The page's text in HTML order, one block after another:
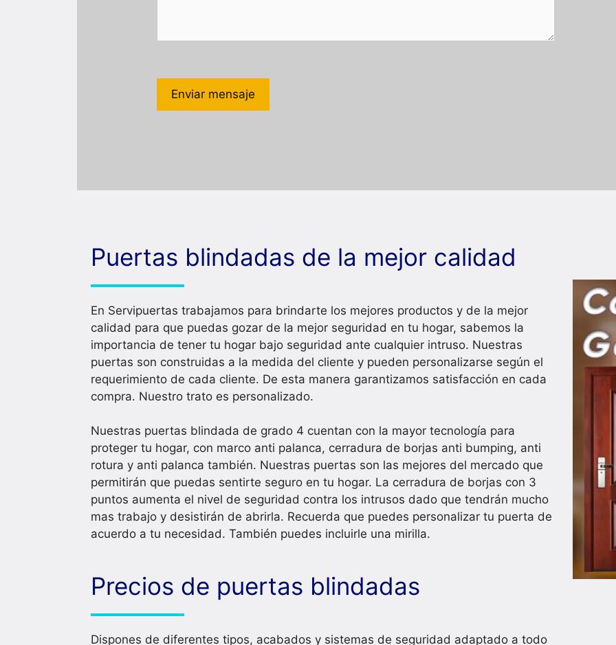
Puertas blindadas de la mejor calidad
En Servipuertas trabajamos para brindarte los mejores productos y de la mejor
calidad para que puedas gozar de la mejor seguridad en tu hogar, sabemos la
importancia de tener tu hogar bajo seguridad ante cualquier intruso. Nuestras
puertas son construidas a la medida del cliente y pueden personalizarse según el
requerimiento de cada cliente. De esta manera garantizamos satisfacción en cada
compra. Nuestro trato es personalizado.
Nuestras puertas blindada de grado 4 cuentan con la mayor tecnología para
proteger tu hogar, con marco anti palanca, cerradura de borjas anti bumping, anti
rotura y anti palanca también. Nuestras puertas son las mejores del mercado que
permitirán que puedas sentirte seguro en tu hogar. La cerradura de borjas con 3
puntos aumenta el nivel de seguridad contra los intrusos dado que tendrán mucho
mas trabajo y desistirán de abrirla. Recuerda que puedes personalizar tu puerta de
acuerdo a tu necesidad. También puedes incluirle una mirilla.
Precios de puertas blindadas
Dispones de diferentes tipos, acabados y sistemas de seguridad adaptado a todo